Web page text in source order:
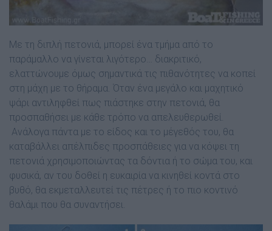
Με τη διπλή πετονιά, µπορεί ένα τµήµα από το
παράµαλλο να γίνεται λιγότερο… διακριτικό,
ελαττώνουµε όµως σηµαντικά τις πιθανότητες να κοπεί
στη µάχη µε το θήραµα. Όταν ένα µεγάλο και µαχητικό
ψάρι αντιληφθεί πως πιάστηκε στην πετονιά, θα
προσπαθήσει µε κάθε τρόπο να απελευθερωθεί.
Ανάλογα πάντα µε το είδος και το µέγεθός του, θα
καταβάλλει απέλπιδες προσπάθειες για να κόψει τη
πετονιά χρησιµοποιώντας τα δόντια ή το σώµα του, και
φυσικά, αν του δοθεί η ευκαιρία να κινηθεί κοντά στο
βυθό, θα εκµεταλλευτεί τις πέτρες ή το πιο κοντινό
θαλάµι που θα συναντήσει.